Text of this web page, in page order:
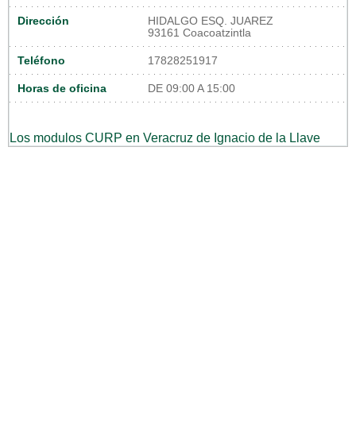
Dirección
HIDALGO ESQ. JUAREZ
93161 Coacoatzintla
Teléfono 17828251917
Horas de oficina DE 09:00 A 15:00
Los modulos CURP en Veracruz de Ignacio de la Llave